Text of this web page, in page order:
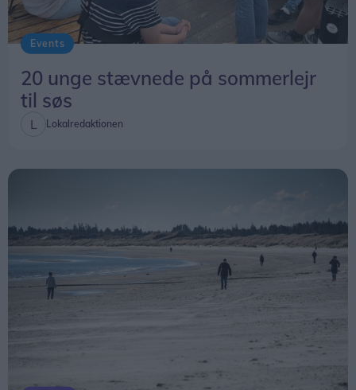
Events
20 unge stævnede på sommerlejr
til søs
Lokalredaktionen